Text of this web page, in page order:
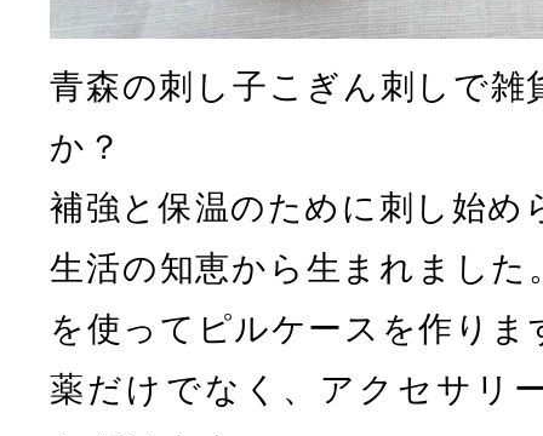
青森の刺し子こぎん刺しで雑
か？
補強と保温のために刺し始め
生活の知恵から生まれました
を使ってピルケースを作りま
薬だけでなく、アクセサリ